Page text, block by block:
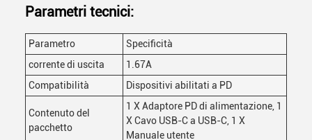
Parametri tecnici:
Parametro
Specificità
corrente di uscita
1.67A
Compatibilità
Dispositivi abilitati a PD
Contenuto del
pacchetto
1 X Adaptore PD di alimentazione, 1
X Cavo USB-C a USB-C, 1 X
Manuale utente